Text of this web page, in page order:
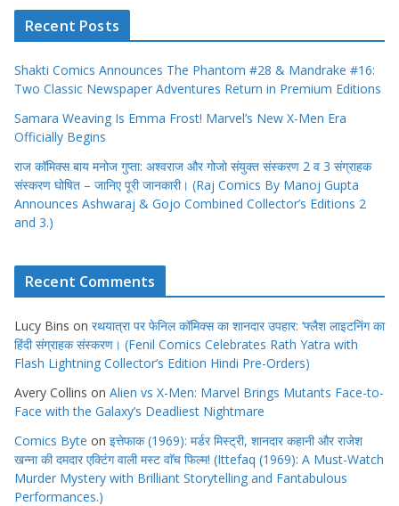
Recent Posts
Shakti Comics Announces The Phantom #28 & Mandrake #16:
Two Classic Newspaper Adventures Return in Premium Editions
Samara Weaving Is Emma Frost! Marvel’s New X-Men Era
Officially Begins
राज कॉमिक्स बाय मनोज गुप्ता: अश्वराज और गोजो संयुक्त संस्करण 2 व 3 संग्राहक
संस्करण घोषित – जानिए पूरी जानकारी। (Raj Comics By Manoj Gupta
Announces Ashwaraj & Gojo Combined Collector’s Editions 2
and 3.)
Recent Comments
Lucy Bins on रथयात्रा पर फेनिल कॉमिक्स का शानदार उपहार: ‘फ्लैश लाइटनिंग का
हिंदी संग्राहक संस्करण। (Fenil Comics Celebrates Rath Yatra with
Flash Lightning Collector’s Edition Hindi Pre-Orders)
Avery Collins on Alien vs X-Men: Marvel Brings Mutants Face-to-
Face with the Galaxy’s Deadliest Nightmare
Comics Byte on इत्तेफाक (1969): मर्डर मिस्ट्री, शानदार कहानी और राजेश
खन्ना की दमदार एक्टिंग वाली मस्ट वाॅच फिल्म! (Ittefaq (1969): A Must-Watch
Murder Mystery with Brilliant Storytelling and Fantabulous
Performances.)